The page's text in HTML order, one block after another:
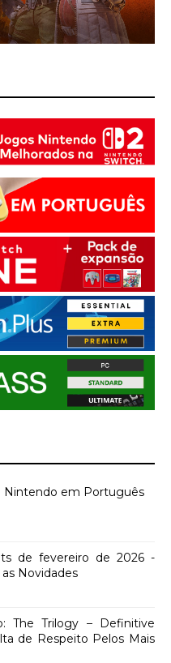
Nintendo em Português
de fevereiro de 2026 -
Novidades
The Trilogy – Definitive
de Respeito Pelos Mais